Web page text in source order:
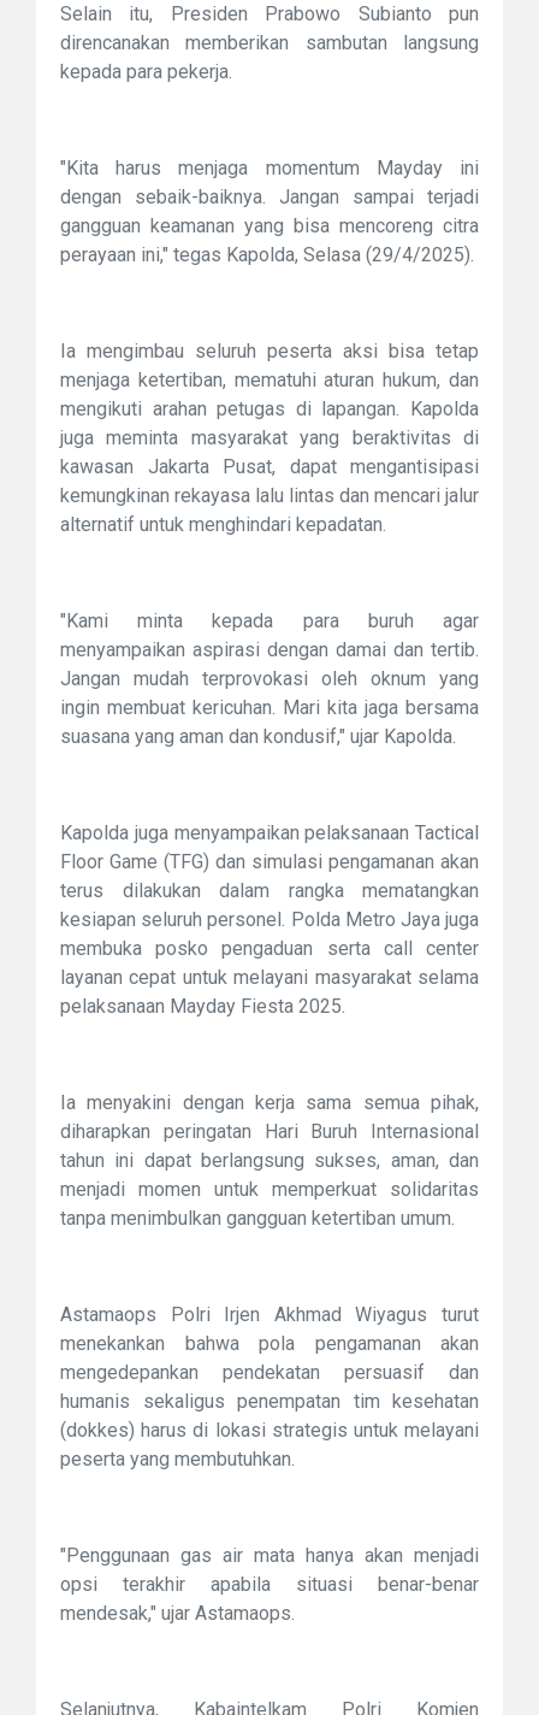
Selain itu, Presiden Prabowo Subianto pun
direncanakan memberikan sambutan langsung
kepada para pekerja.
"Kita harus menjaga momentum Mayday ini
dengan sebaik-baiknya. Jangan sampai terjadi
gangguan keamanan yang bisa mencoreng citra
perayaan ini," tegas Kapolda, Selasa (29/4/2025).
Ia mengimbau seluruh peserta aksi bisa tetap
menjaga ketertiban, mematuhi aturan hukum, dan
mengikuti arahan petugas di lapangan. Kapolda
juga meminta masyarakat yang beraktivitas di
kawasan Jakarta Pusat, dapat mengantisipasi
kemungkinan rekayasa lalu lintas dan mencari jalur
alternatif untuk menghindari kepadatan.
"Kami minta kepada para buruh agar
menyampaikan aspirasi dengan damai dan tertib.
Jangan mudah terprovokasi oleh oknum yang
ingin membuat kericuhan. Mari kita jaga bersama
suasana yang aman dan kondusif," ujar Kapolda.
Kapolda juga menyampaikan pelaksanaan Tactical
Floor Game (TFG) dan simulasi pengamanan akan
terus dilakukan dalam rangka mematangkan
kesiapan seluruh personel. Polda Metro Jaya juga
membuka posko pengaduan serta call center
layanan cepat untuk melayani masyarakat selama
pelaksanaan Mayday Fiesta 2025.
Ia menyakini dengan kerja sama semua pihak,
diharapkan peringatan Hari Buruh Internasional
tahun ini dapat berlangsung sukses, aman, dan
menjadi momen untuk memperkuat solidaritas
tanpa menimbulkan gangguan ketertiban umum.
Astamaops Polri Irjen Akhmad Wiyagus turut
menekankan bahwa pola pengamanan akan
mengedepankan pendekatan persuasif dan
humanis sekaligus penempatan tim kesehatan
(dokkes) harus di lokasi strategis untuk melayani
peserta yang membutuhkan.
"Penggunaan gas air mata hanya akan menjadi
opsi terakhir apabila situasi benar-benar
mendesak," ujar Astamaops.
Selanjutnya, Kabaintelkam Polri Komjen